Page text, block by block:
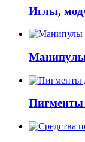
Иглы,
Манипулы
Пигменты